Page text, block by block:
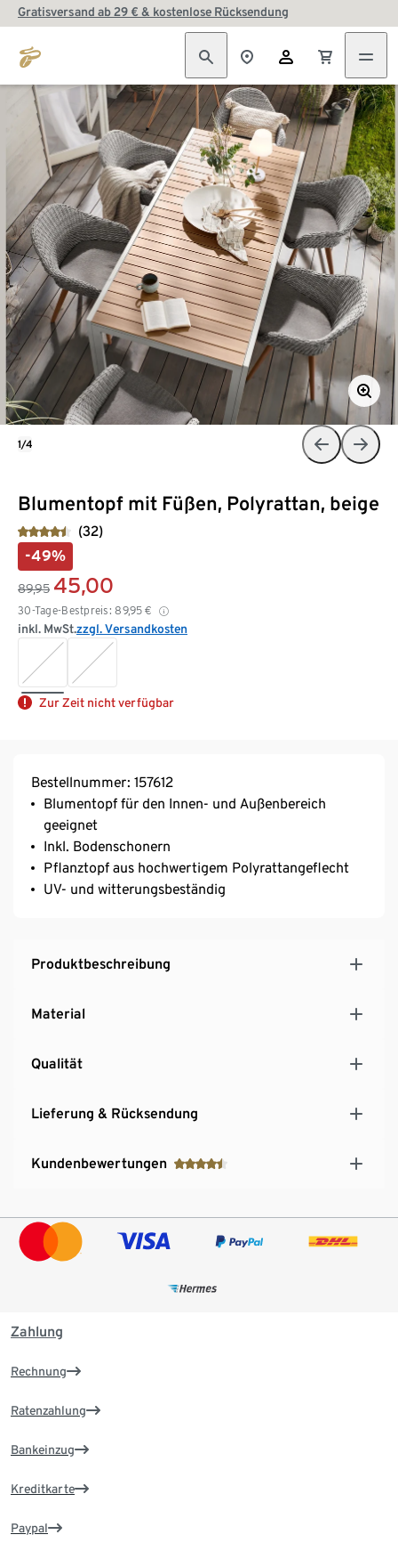
Gratisversand ab 29 € & kostenlose Rücksendung
Blumentopf mit Füßen, Polyrattan, beige
(32)
-49%
89,95 45,00
30-Tage-Bestpreis: 89,95 €
inkl. MwSt.zzgl. Versandkosten
Zur Zeit nicht verfügbar
1/4
Bestellnummer: 157612
Blumentopf für den Innen- und Außenbereich
geeignet
Inkl. Bodenschonern
Pflanztopf aus hochwertigem Polyrattangeflecht
UV- und witterungsbeständig
Produktbeschreibung
Material
Qualität
Lieferung & Rücksendung
Kundenbewertungen
Zahlung
Rechnung
Ratenzahlung
Bankeinzug
Kreditkarte
Paypal